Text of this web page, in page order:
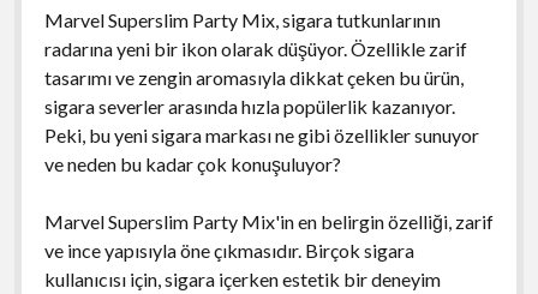
Marvel Superslim Party Mix, sigara tutkunlarının
radarına yeni bir ikon olarak düşüyor. Özellikle zarif
tasarımı ve zengin aromasıyla dikkat çeken bu ürün,
sigara severler arasında hızla popülerlik kazanıyor.
Peki, bu yeni sigara markası ne gibi özellikler sunuyor
ve neden bu kadar çok konuşuluyor?
Marvel Superslim Party Mix'in en belirgin özelliği, zarif
ve ince yapısıyla öne çıkmasıdır. Birçok sigara
kullanıcısı için, sigara içerken estetik bir deneyim